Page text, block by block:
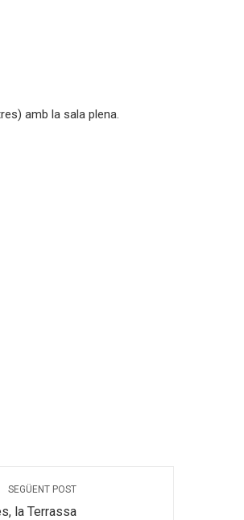
amb la sala plena.
SEGÜENT POST
la Terrassa